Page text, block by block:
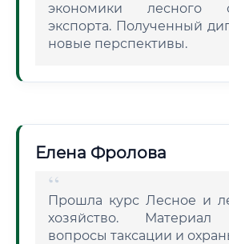
экономики лесного
экспорта. Полученный
новые перспективы.
Елена Фролова
Прошла курс Лесное и
хозяйство. Материал
вопросы таксации и